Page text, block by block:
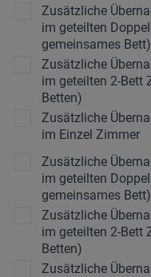
Zusätzliche
im geteilten
gemeinsames Bett)
Zusätzliche
im geteilten 2-Bett
Betten)
Zusätzliche
im Einzel Zimmer
Zusätzliche
im geteilten
gemeinsames Bett)
Zusätzliche
im geteilten 2-Bett
Betten)
Zusätzliche